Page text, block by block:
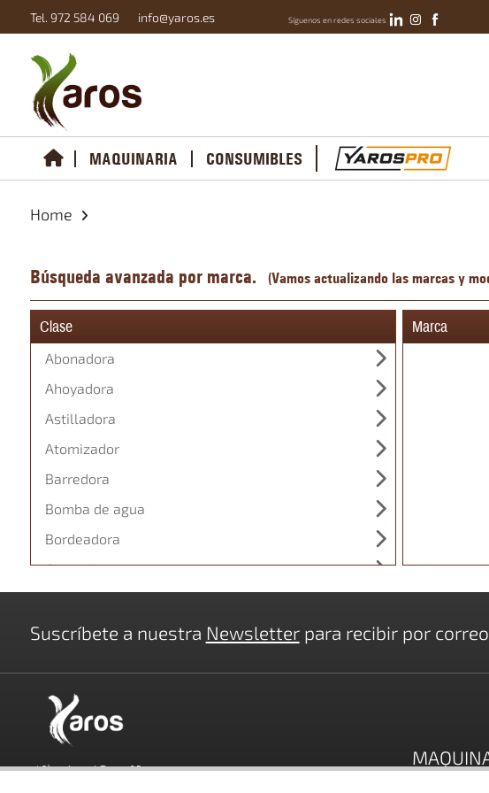
Tel. 972 584 069 info@yaros.es Síguenos en redes sociales
MAQUINARIA CONSUMIBLES
Home
Búsqueda avanzada por marca. (Vamos actualizando las marcas y
Clase
Abonadora
Ahoyadora
Astilladora
Atomizador
Barredora
Bomba de agua
Bordeadora
Carretilla
Cortacésped
Desbrozadora
Desbrozadora de martillo
Marca
Suscríbete a nuestra Newsletterpara recibir por
c/ Cèsar August Torres 25